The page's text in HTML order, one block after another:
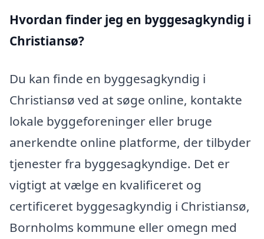
Hvordan finder jeg en byggesagkyndig i
Christiansø?
Du kan finde en byggesagkyndig i
Christiansø ved at søge online, kontakte
lokale byggeforeninger eller bruge
anerkendte online platforme, der tilbyder
tjenester fra byggesagkyndige. Det er
vigtigt at vælge en kvalificeret og
certificeret byggesagkyndig i Christiansø,
Bornholms kommune eller omegn med